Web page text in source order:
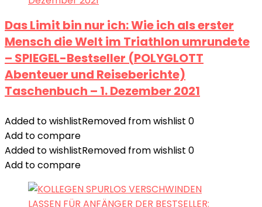
Das Limit bin nur ich: Wie ich als erster
Mensch die Welt im Triathlon umrundete
– SPIEGEL-Bestseller (POLYGLOTT
Abenteuer und Reiseberichte)
Taschenbuch – 1. Dezember 2021
Added to wishlistRemoved from wishlist 0
Add to compare
Added to wishlistRemoved from wishlist 0
Add to compare